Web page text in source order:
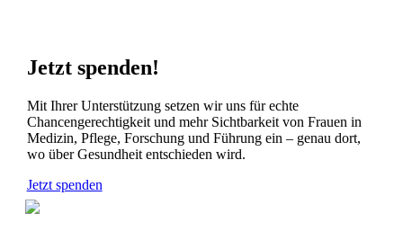
Jetzt spenden!
Mit Ihrer Unterstützung setzen wir uns für echte
Chancengerechtigkeit und mehr Sichtbarkeit von Frauen in
Medizin, Pflege, Forschung und Führung ein – genau dort,
wo über Gesundheit entschieden wird.
Jetzt spenden